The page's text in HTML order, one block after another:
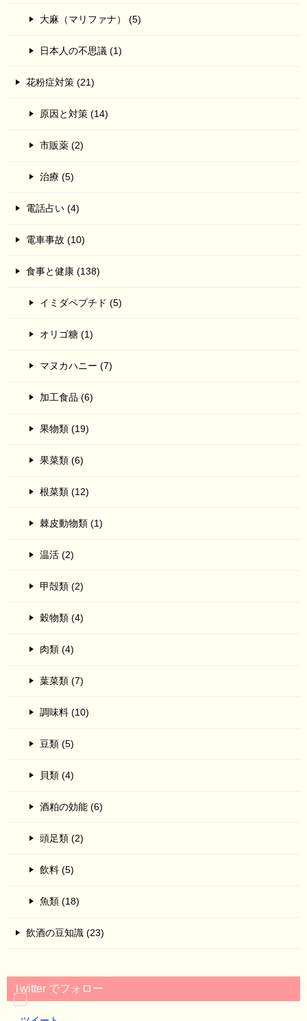
大麻（マリファナ） (5)
日本人の不思議 (1)
花粉症対策 (21)
原因と対策 (14)
市販薬 (2)
治療 (5)
電話占い (4)
電車事故 (10)
食事と健康 (138)
イミダペプチド (5)
オリゴ糖 (1)
マヌカハニー (7)
加工食品 (6)
果物類 (19)
果菜類 (6)
根菜類 (12)
棘皮動物類 (1)
温活 (2)
甲殻類 (2)
穀物類 (4)
肉類 (4)
葉菜類 (7)
調味料 (10)
豆類 (5)
貝類 (4)
酒粕の効能 (6)
頭足類 (2)
飲料 (5)
魚類 (18)
飲酒の豆知識 (23)
Twitter でフォロー